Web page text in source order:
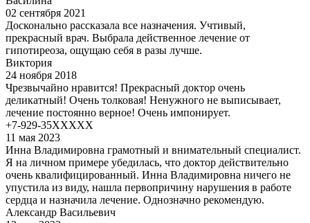
02 сентября 2021
Досконально рассказала все назначения. Учтивый,
прекрасный врач. Выбрала действенное лечение от
гипотиреоза, ощущаю себя в разы лучше.
Виктория
24 ноября 2018
Чрезвычайно нравится! Прекрасный доктор очень
деликатный! Очень толковая! Ненужного не выписывает,
лечение постоянно верное! Очень импонирует.
+7-929-35XXXXX
11 мая 2023
Инна Владимировна грамотный и внимательный специалист.
Я на личном примере убедилась, что доктор действительно
очень квалифицированный. Инна Владимировна ничего не
упустила из виду, нашла первопричину нарушения в работе
сердца и назначила лечение. Однозначно рекомендую.
Александр Васильевич